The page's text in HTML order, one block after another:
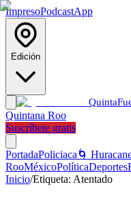
ImpresoPodcastApp
Edición
Quinta
Quintana Roo
Suscríbete gratis
PortadaPoliciaca 🌀
RooMéxicoPolíticaDeportes
Inicio/Etiqueta: Atentado